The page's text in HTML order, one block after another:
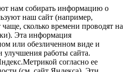
нам собирать информацию о
наш сайт (например,
сколько времени проводят на
Эта информация
или обезличенном виде и
улучшения работы сайта.
согласно ее